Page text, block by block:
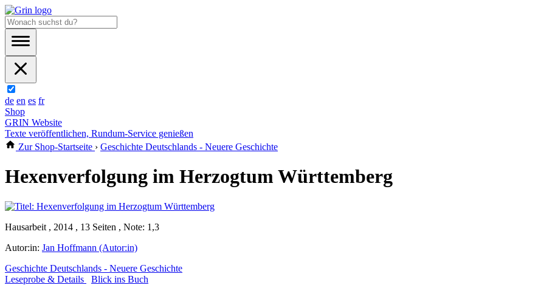
de en es fr
Shop
GRIN Website
Texte veröffentlichen, Rundum-Service genießen
Zur Shop-Startseite › Geschichte Deutschlands - Neuere Geschichte
Hexenverfolgung im Herzogtum Württemberg
Hausarbeit , 2014 , 13 Seiten , Note: 1,3
Autor:in: Jan Hoffmann (Autor:in)
Geschichte Deutschlands - Neuere Geschichte
Leseprobe & Details
Blick ins Buch